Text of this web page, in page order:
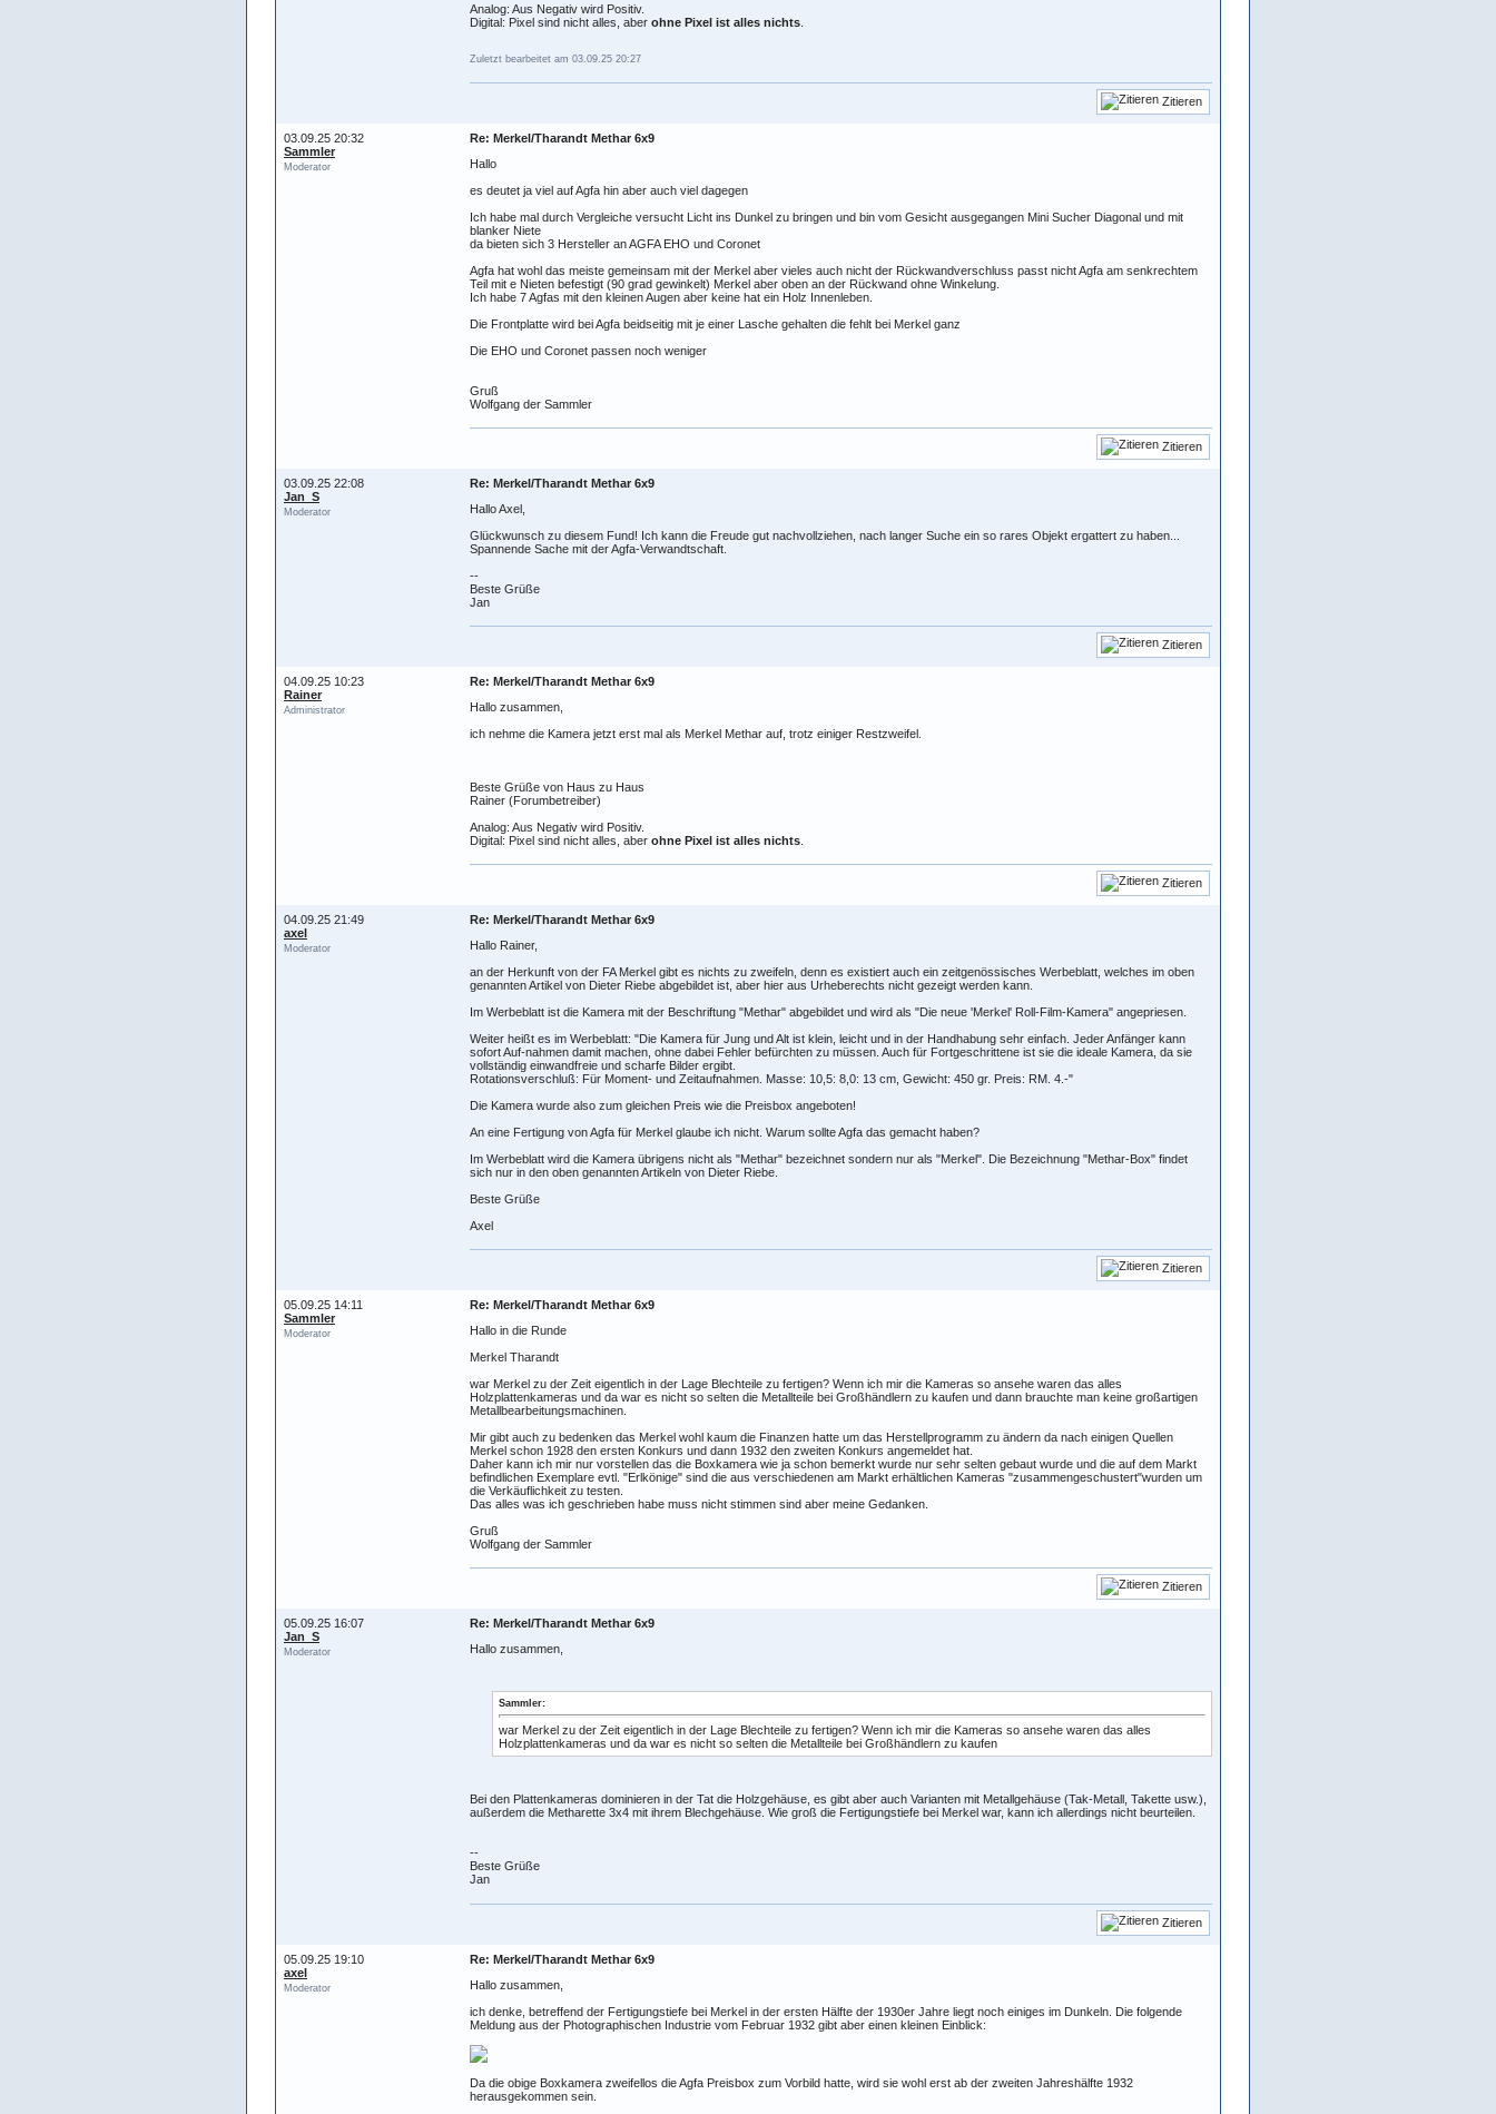
Analog: Aus Negativ wird Positiv.
Digital: Pixel sind nicht alles, aber ohne Pixel ist alles nichts
Zuletzt bearbeitet am 03.09.25 20:27
Zitieren
03.09.25 20:32
Sammler
Moderator
Re: Merkel/Tharandt Methar 6x9
Hallo
es deutet ja viel auf Agfa hin aber auch viel dagegen
Ich habe mal durch Vergleiche versucht Licht ins Dunkel zu bringen und bin vom Gesicht ausgegangen Mini Sucher Diagonal und mit
blanker Niete
da bieten sich 3 Hersteller an AGFA EHO und Coronet
Agfa hat wohl das meiste gemeinsam mit der Merkel aber vieles auch nicht der Rückwandverschluss passt nicht Agfa am senkrechtem
Teil mit e Nieten befestigt (90 grad gewinkelt) Merkel aber oben an der Rückwand ohne Winkelung.
Ich habe 7 Agfas mit den kleinen Augen aber keine hat ein Holz Innenleben.
Die Frontplatte wird bei Agfa beidseitig mit je einer Lasche gehalten die fehlt bei Merkel ganz
Die EHO und Coronet passen noch weniger
Gruß
Wolfgang der Sammler
Zitieren
03.09.25 22:08
Jan_S
Moderator
Re: Merkel/Tharandt Methar 6x9
Hallo Axel,
Glückwunsch zu diesem Fund! Ich kann die Freude gut nachvollziehen, nach langer Suche ein so rares Objekt ergattert zu haben...
Spannende Sache mit der Agfa-Verwandtschaft.
--
Beste Grüße
Jan
Zitieren
04.09.25 10:23
Rainer
Administrator
Re: Merkel/Tharandt Methar 6x9
Hallo zusammen,
ich nehme die Kamera jetzt erst mal als Merkel Methar auf, trotz einiger Restzweifel.
Beste Grüße von Haus zu Haus
Rainer (Forumbetreiber)
Analog: Aus Negativ wird Positiv.
Digital: Pixel sind nicht alles, aber ohne Pixel ist alles nichts
Zitieren
04.09.25 21:49
axel
Moderator
Re: Merkel/Tharandt Methar 6x9
Hallo Rainer,
an der Herkunft von der FA Merkel gibt es nichts zu zweifeln, denn es existiert auch ein zeitgenössisches Werbeblatt, welches im oben
genannten Artikel von Dieter Riebe abgebildet ist, aber hier aus Urheberechts nicht gezeigt werden kann.
Im Werbeblatt ist die Kamera mit der Beschriftung "Methar" abgebildet und wird als "Die neue 'Merkel' Roll-Film-Kamera" angepriesen.
Weiter heißt es im Werbeblatt: "Die Kamera für Jung und Alt ist klein, leicht und in der Handhabung sehr einfach. Jeder Anfänger kann
sofort Auf-nahmen damit machen, ohne dabei Fehler befürchten zu müssen. Auch für Fortgeschrittene ist sie die ideale Kamera, da sie
vollständig einwandfreie und scharfe Bilder ergibt.
Rotationsverschluß: Für Moment- und Zeitaufnahmen. Masse: 10,5: 8,0: 13 cm, Gewicht: 450 gr. Preis: RM. 4.-"
Die Kamera wurde also zum gleichen Preis wie die Preisbox angeboten!
An eine Fertigung von Agfa für Merkel glaube ich nicht. Warum sollte Agfa das gemacht haben?
Im Werbeblatt wird die Kamera übrigens nicht als "Methar" bezeichnet sondern nur als "Merkel". Die Bezeichnung "Methar-Box" findet
sich nur in den oben genannten Artikeln von Dieter Riebe.
Beste Grüße
Axel
Zitieren
05.09.25 14:11
Sammler
Moderator
Re: Merkel/Tharandt Methar 6x9
Hallo in die Runde
Merkel Tharandt
war Merkel zu der Zeit eigentlich in der Lage Blechteile zu fertigen? Wenn ich mir die Kameras so ansehe waren das alles
Holzplattenkameras und da war es nicht so selten die Metallteile bei Großhändlern zu kaufen und dann brauchte man keine großartigen
Metallbearbeitungsmachinen.
Mir gibt auch zu bedenken das Merkel wohl kaum die Finanzen hatte um das Herstellprogramm zu ändern da nach einigen Quellen
Merkel schon 1928 den ersten Konkurs und dann 1932 den zweiten Konkurs angemeldet hat.
Daher kann ich mir nur vorstellen das die Boxkamera wie ja schon bemerkt wurde nur sehr selten gebaut wurde und die auf dem Markt
befindlichen Exemplare evtl. "Erlkönige" sind die aus verschiedenen am Markt erhältlichen Kameras "zusammengeschustert"wurden um
die Verkäuflichkeit zu testen.
Das alles was ich geschrieben habe muss nicht stimmen sind aber meine Gedanken.
Gruß
Wolfgang der Sammler
Zitieren
05.09.25 16:07
Jan_S
Moderator
Re: Merkel/Tharandt Methar 6x9
Hallo zusammen,
Sammler:
war Merkel zu der Zeit eigentlich in der Lage Blechteile zu fertigen? Wenn ich mir die Kameras so ansehe waren das alles
Holzplattenkameras und da war es nicht so selten die Metallteile bei Großhändlern zu kaufen
Bei den Plattenkameras dominieren in der Tat die Holzgehäuse, es gibt aber auch Varianten mit Metallgehäuse (Tak-Metall, Takette usw.),
außerdem die Metharette 3x4 mit ihrem Blechgehäuse. Wie groß die Fertigungstiefe bei Merkel war, kann ich allerdings nicht beurteilen.
--
Beste Grüße
Jan
Zitieren
05.09.25 19:10
axel
Moderator
Re: Merkel/Tharandt Methar 6x9
Hallo zusammen,
ich denke, betreffend der Fertigungstiefe bei Merkel in der ersten Hälfte der 1930er Jahre liegt noch einiges im Dunkeln. Die folgende
Meldung aus der Photographischen Industrie vom Februar 1932 gibt aber einen kleinen Einblick:
Da die obige Boxkamera zweifellos die Agfa Preisbox zum Vorbild hatte, wird sie wohl erst ab der zweiten Jahreshälfte 1932
herausgekommen sein.